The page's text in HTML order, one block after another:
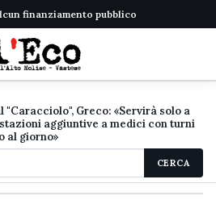
finanziamento pubblico
"Caracciolo", Greco: «Servirà solo a
aggiuntive a medici con turni
al giorno»
CERCA